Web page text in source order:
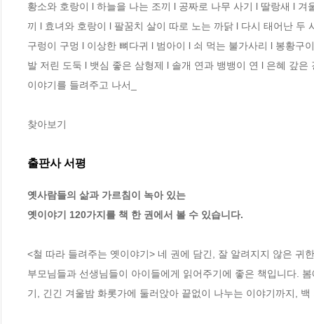
황소와 호랑이 l 하늘을 나는 조끼 l 공짜로 나무 사기 l 딸랑새 l
끼 l 효녀와 호랑이 l 팔꿈치 살이 따로 노는 까닭 l 다시 태어난
구렁이 구멍 l 이상한 뼈다귀 l 범아이 l 쇠 먹는 불가사리 l 봉황구
발 저린 도둑 l 뱃심 좋은 삼형제 l 솔개 연과 뱅뱅이 연 l 은혜 갚
이야기를 들려주고 나서_
찾아보기
출판사 서평
옛사람들의 삶과 가르침이 녹아 있는
옛이야기 120가지를 책 한 권에서 볼 수 있습니다.
<철 따라 들려주는 옛이야기> 네 권에 담긴, 잘 알려지지 않은 귀
부모님들과 선생님들이 아이들에게 읽어주기에 좋은 책입니다.
기, 긴긴 겨울밤 화롯가에 둘러앉아 끝없이 나누는 이야기까지,